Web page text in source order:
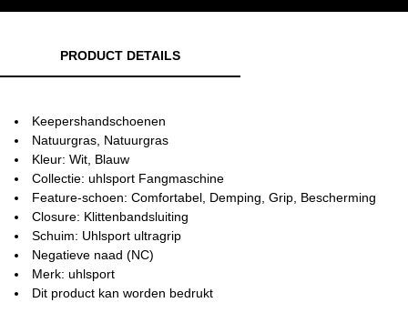
PRODUCT DETAILS
Keepershandschoenen
Natuurgras, Natuurgras
Kleur: Wit, Blauw
Collectie: uhlsport Fangmaschine
Feature-schoen: Comfortabel, Demping, Grip, Bescherming
Closure: Klittenbandsluiting
Schuim: Uhlsport ultragrip
Negatieve naad (NC)
Merk: uhlsport
Dit product kan worden bedrukt